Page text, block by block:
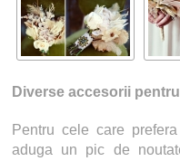
Diverse accesorii
Pentru cele care
aduga un pic de